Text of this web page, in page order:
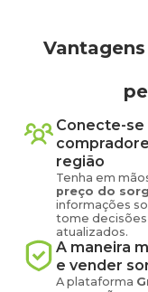
Conecte-
região
Tenha em
preço do
informações
tome
atualizados.
A maneira
e vender
A plataforma